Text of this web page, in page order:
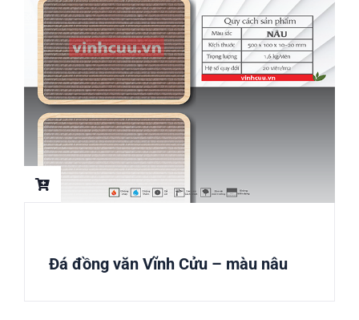
Đá đồng văn Vĩnh Cửu – màu nâu